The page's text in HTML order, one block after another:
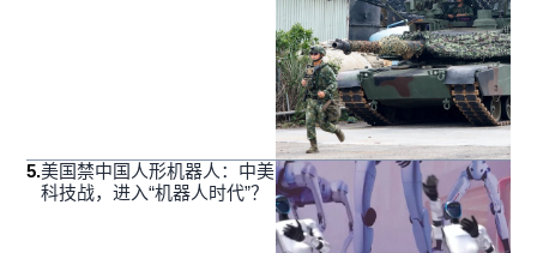
5.美国禁中国人形机器人：中美
科技战，进入“机器人时代”？